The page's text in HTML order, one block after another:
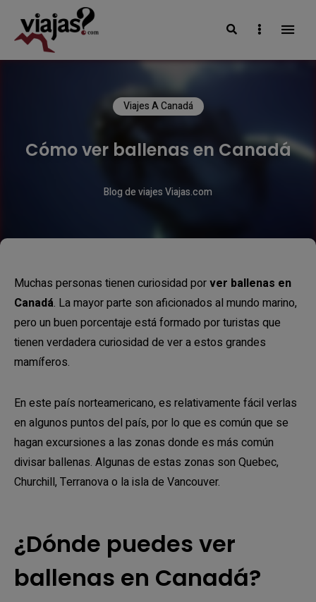
VIAJAS BLOG
SearchSidebar
Viajes A Canadá
Cómo ver ballenas en Canadá
Blog de viajes Viajas.com
Muchas personas tienen curiosidad porver ballenas en
Canadá. La mayor parte son aficionados al mundo marino,
pero un buen porcentaje está formado por turistas que
tienen verdadera curiosidad de ver a estos grandes
mamíferos.
En este país norteamericano, es relativamente fácil verlas
en algunos puntos del país, por lo que es común que se
hagan excursiones a las zonas donde es más común
divisar ballenas. Algunas de estas zonas son Quebec,
Churchill, Terranova o la isla de Vancouver.
¿Dónde puedes ver
ballenas en Canadá?